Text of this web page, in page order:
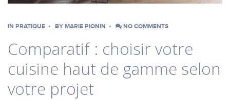
IN PRATIQUE BY MARIE PIONIN NO COMMENTS
Comparatif : choisir votre
cuisine haut de gamme selon
votre projet